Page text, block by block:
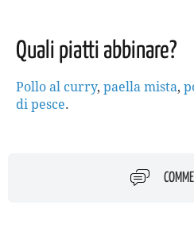
Quali piatti abbinare?
Pollo al curry, paella mista,
di pesce.